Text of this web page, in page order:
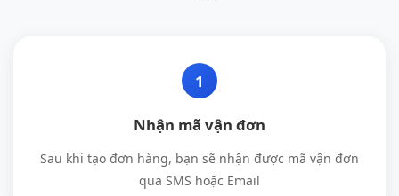
1
Nhận mã vận đơn
Sau khi tạo đơn hàng, bạn sẽ nhận được mã vận đơn
qua SMS hoặc Email